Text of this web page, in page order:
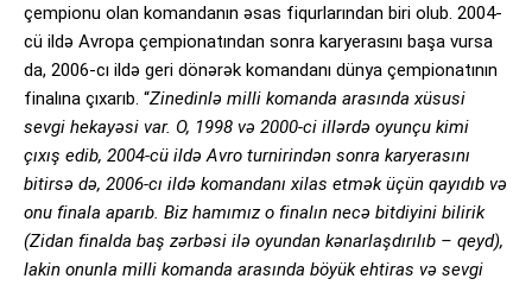
çempionu olan komandanın əsas fiqurlarından biri olub. 2004-
cü ildə Avropa çempionatından sonra karyerasını başa vursa
da, 2006-cı ildə geri dönərək komandanı dünya çempionatının
finalına çıxarıb. “Zinedinlə milli komanda arasında xüsusi
sevgi hekayəsi var. O, 1998 və 2000-ci illərdə oyunçu kimi
çıxış edib, 2004-cü ildə Avro turnirindən sonra karyerasını
bitirsə də, 2006-cı ildə komandanı xilas etmək üçün qayıdıb və
onu finala aparıb. Biz hamımız o finalın necə bitdiyini bilirik
(Zidan finalda baş zərbəsi ilə oyundan kənarlaşdırılıb – qeyd),
lakin onunla milli komanda arasında böyük ehtiras və sevgi